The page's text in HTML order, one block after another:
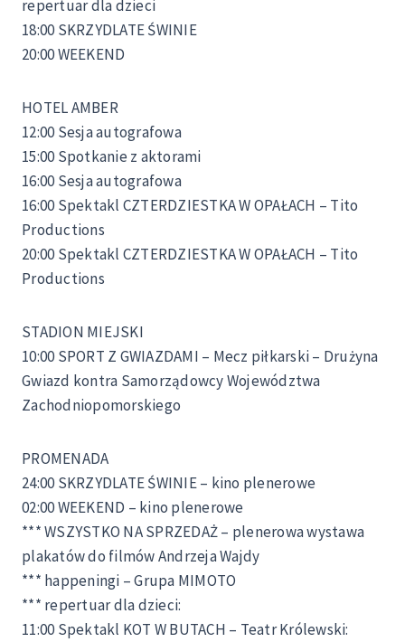
repertuar dla dzieci
18:00 SKRZYDLATE ŚWINIE
20:00 WEEKEND
HOTEL AMBER
12:00 Sesja autografowa
15:00 Spotkanie z aktorami
16:00 Sesja autografowa
16:00 Spektakl CZTERDZIESTKA W OPAŁACH – Tito
Productions
20:00 Spektakl CZTERDZIESTKA W OPAŁACH – Tito
Productions
STADION MIEJSKI
10:00 SPORT Z GWIAZDAMI – Mecz piłkarski – Drużyna
Gwiazd kontra Samorządowcy Województwa
Zachodniopomorskiego
PROMENADA
24:00 SKRZYDLATE ŚWINIE – kino plenerowe
02:00 WEEKEND – kino plenerowe
*** WSZYSTKO NA SPRZEDAŻ – plenerowa wystawa
plakatów do filmów Andrzeja Wajdy
*** happeningi – Grupa MIMOTO
*** repertuar dla dzieci:
11:00 Spektakl KOT W BUTACH – Teatr Królewski: